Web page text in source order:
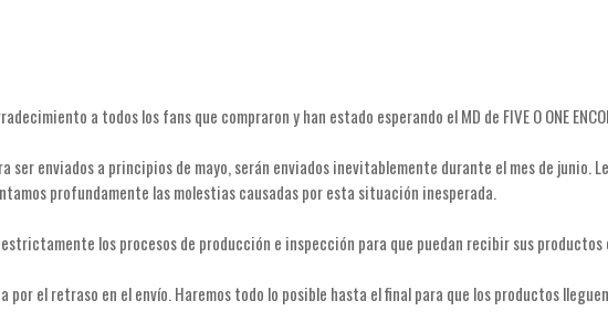
a todos los fans que compraron y han estado esperando el MD de FIVE O ONE
enviados a principios de mayo, serán enviados inevitablemente durante el mes de junio.
profundamente las molestias causadas por esta situación inesperada.
los procesos de producción e inspección para que puedan recibir sus productos
por el retraso en el envío. Haremos todo lo posible hasta el final para que los productos